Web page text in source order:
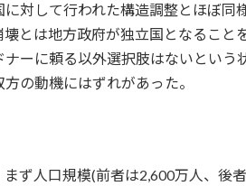
対して行われた構造調整とほぼ
とは地方政府が独立国となるこ
ーに頼る以外選択肢はないとい
の動機にはずれがあった。
ず人口規模(前者は2,600万人、